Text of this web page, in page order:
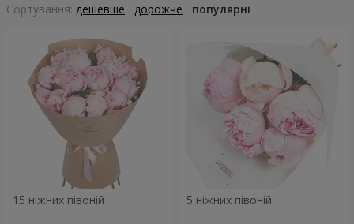
Сортування: дешевше дорожче популярні
15 ніжних півоній 5 ніжних півоній